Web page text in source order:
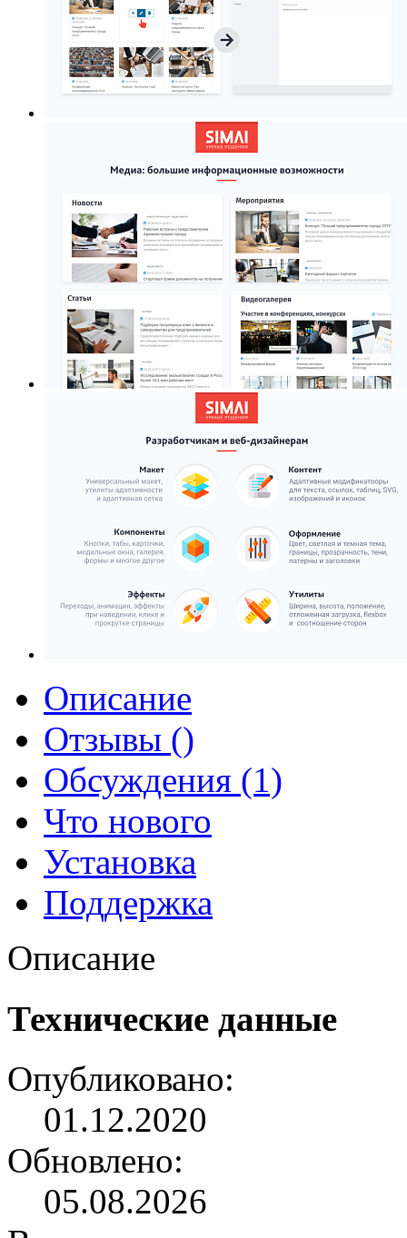
Описание
Отзывы ()
Обсуждения (1)
Что нового
Установка
Поддержка
Описание
Технические данные
Опубликовано:
01.12.2020
Обновлено:
05.08.2026